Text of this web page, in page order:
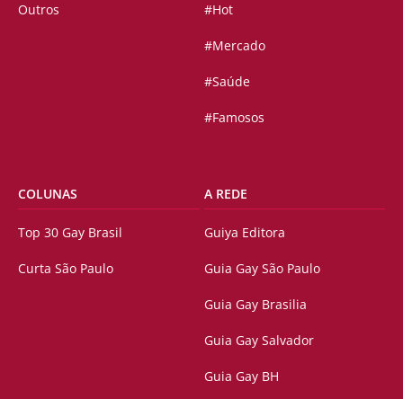
Outros #Hot
#Mercado
#Saúde
#Famosos
COLUNAS
Top 30 Gay Brasil
Curta São Paulo
A REDE
Guiya Editora
Guia Gay São Paulo
Guia Gay Brasilia
Guia Gay Salvador
Guia Gay BH